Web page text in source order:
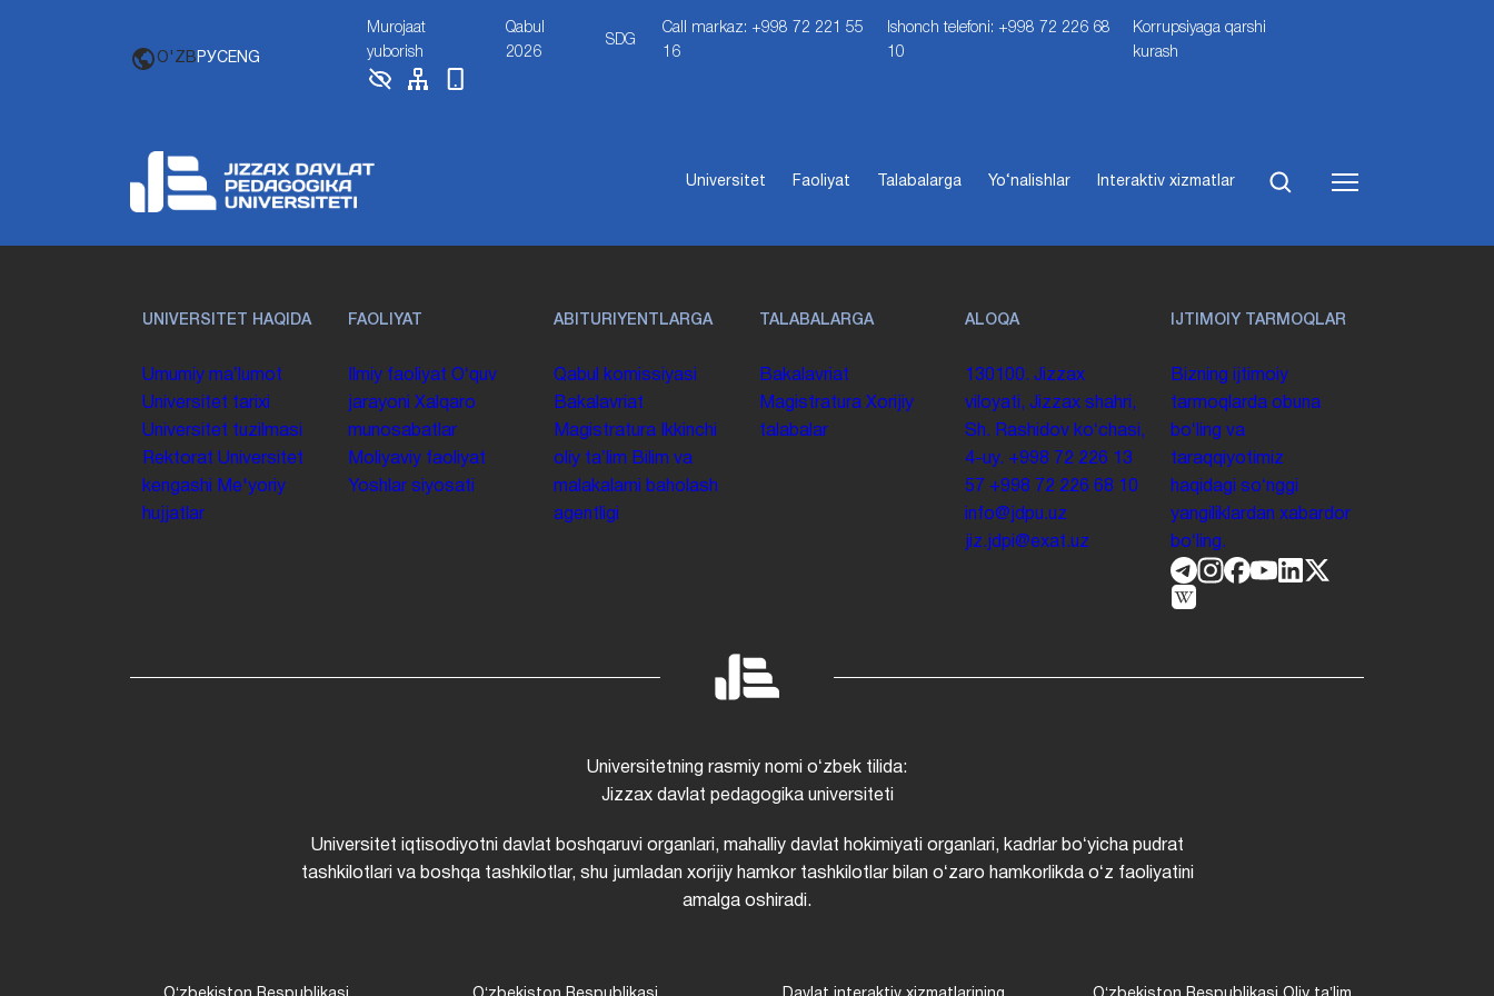
O'ZB РУСENG
Murojaat
yuborish
Qabul
2026
SDG
Call markaz: +998 72 221 55
16
Ishonch telefoni: +998 72 226 68
10
Korrupsiyaga qarshi
kurash
Universitet Faoliyat Talabalarga Yo‘nalishlar Interaktiv xizmatlar
UNIVERSITET HAQIDA
Umumiy maʼlumot
Universitet tarixi
Universitet tuzilmasi
Rektorat Universitet
kengashi
Me'yoriy
hujjatlar
FAOLIYAT
Ilmiy faoliyat Oʻquv
jarayoni Xalqaro
munosabatlar
Moliyaviy faoliyat
Yoshlar siyosati
ABITURIYENTLARGA
Qabul komissiyasi
Bakalavriat
Magistratura
Ikkinchi
oliy taʼlim Bilim va
malakalarni baholash
agentligi
TALABALARGA
Bakalavriat
Magistratura Xorijiy
talabalar
ALOQA
130100. Jizzax
viloyati, Jizzax shahri,
Sh. Rashidov koʻchasi,
4-uy. +998 72 226 13
57 +998 72 226 68 10
info@jdpu.uz
jiz.jdpi@exat.uz
IJTIMOIY TARMOQLAR
Bizning ijtimoiy
tarmoqlarda obuna
boʻling va
taraqqiyotimiz
haqidagi soʻnggi
yangiliklardan xabardor
boʻling.
Universitetning rasmiy nomi oʻzbek tilida:
Jizzax davlat pedagogika universiteti
Universitet iqtisodiyotni davlat boshqaruvi organlari, mahalliy davlat hokimiyati organlari, kadrlar boʻyicha pudrat
tashkilotlari va boshqa tashkilotlar, shu jumladan xorijiy hamkor tashkilotlar bilan oʻzaro hamkorlikda oʻz faoliyatini
amalga oshiradi.